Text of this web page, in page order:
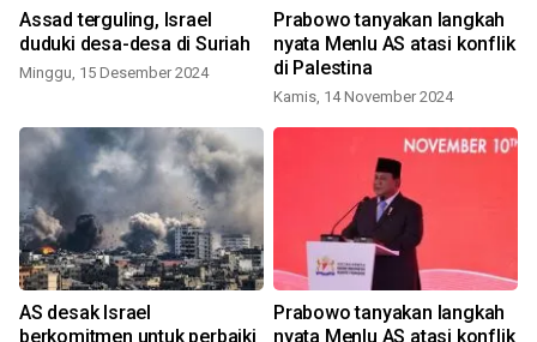
Assad terguling, Israel
duduki desa-desa di Suriah
Minggu, 15 Desember 2024
Prabowo tanyakan langkah
nyata Menlu AS atasi konflik
di Palestina
Kamis, 14 November 2024
AS desak Israel
berkomitmen untuk perbaiki
Prabowo tanyakan langkah
nyata Menlu AS atasi konflik